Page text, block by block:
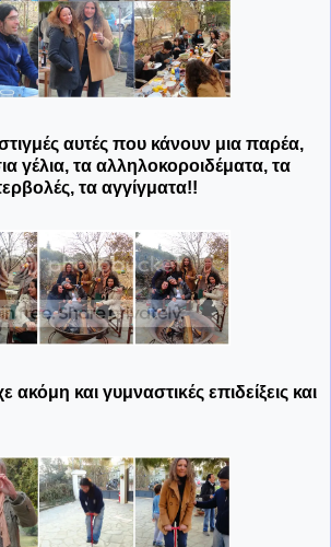
αυτές που κάνουν μια παρέα,
γέλια, τα αλληλοκοροιδέματα, τα
τα αγγίγματα!!
και γυμναστικές επιδείξεις και